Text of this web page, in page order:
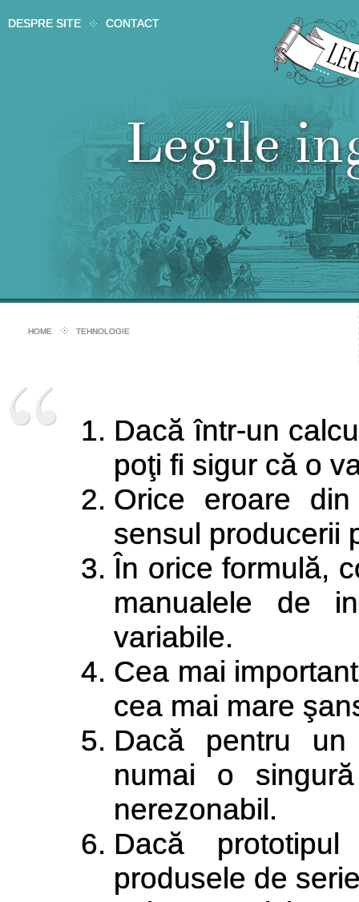
DESPRE SITE CONTACT
Legile
HOME TEHNOLOGIE
Dacă într-un
poţi fi sigur că o
Orice eroare
sensul producerii
În orice formulă,
manualele de
variabile.
Cea mai
cea mai mare
Dacă pentru
numai o
nerezonabil.
Dacă
produsele de